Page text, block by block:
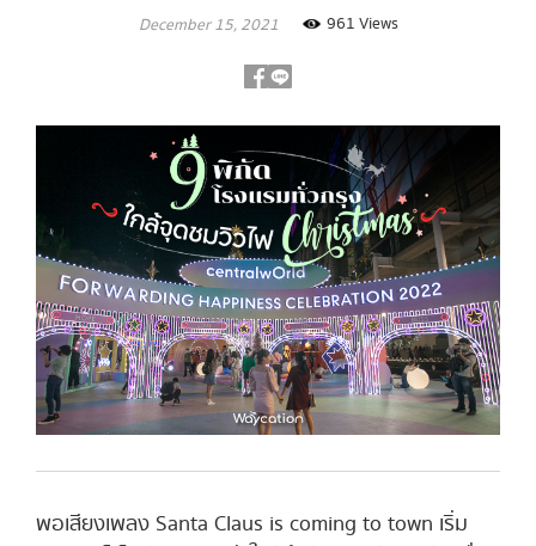
December 15, 2021 961 Views
พอเสียงเพลง Santa Claus is coming to town เริ่ม